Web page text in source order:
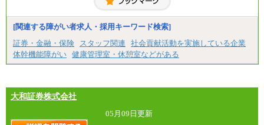
固定残業／なし 試用期間／あり（6か月）
[関連する障がい者求人・採用キーワード検索]
証券・金融・保険
スタッフ関連
社会貢献活動を実施している企業
体幹機能障がい 健康管理室・休憩室などがある
大和証券株式会社
05月09日更新